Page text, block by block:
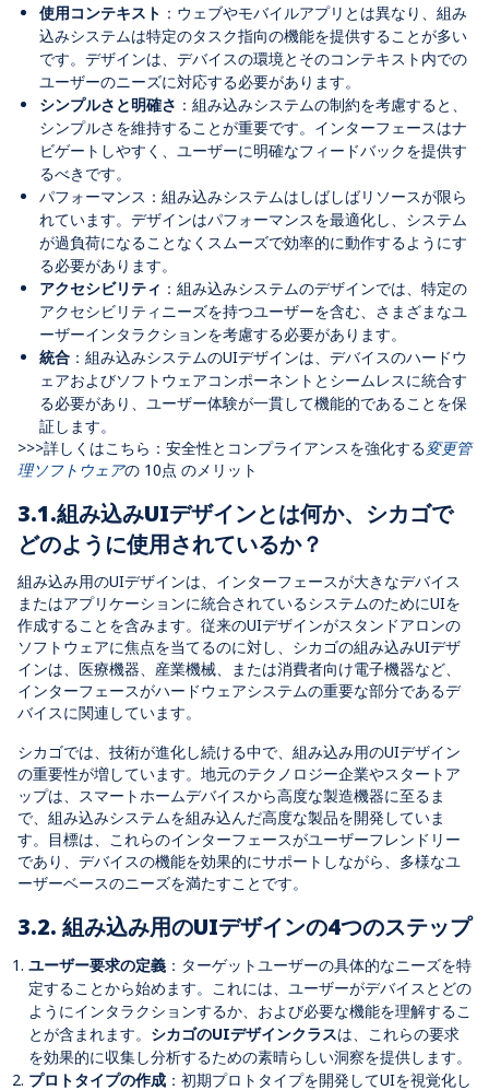
使用コンテキスト ：ウェブやモバイルアプリとは異なり、組み
込みシステムは特定のタスク指向の機能を提供することが多い
です。デザインは、デバイスの環境とそのコンテキスト内での
ユーザーのニーズに対応する必要があります。
シンプルさと明確さ ：組み込みシステムの制約を考慮すると、
シンプルさを維持することが重要です。インターフェースはナ
ビゲートしやすく、ユーザーに明確なフィードバックを提供す
るべきです。
パフォーマンス：組み込みシステムはしばしばリソースが限ら
れています。デザインはパフォーマンスを最適化し、システム
が過負荷になることなくスムーズで効率的に動作するようにす
る必要があります。
アクセシビリティ ：組み込みシステムのデザインでは、特定の
アクセシビリティニーズを持つユーザーを含む、さまざまなユ
ーザーインタラクションを考慮する必要があります。
統合 ：組み込みシステムのUIデザインは、デバイスのハードウ
ェアおよびソフトウェアコンポーネントとシームレスに統合す
る必要があり、ユーザー体験が一貫して機能的であることを保
証します。
>>>詳しくはこちら：安全性とコンプライアンスを強化する変更管
理ソフトウェアの 10点 のメリット
3.1.組み込みUIデザインとは何か、シカゴで
どのように使用されているか？
組み込み用のUIデザインは、インターフェースが大きなデバイス
またはアプリケーションに統合されているシステムのためにUIを
作成することを含みます。従来のUIデザインがスタンドアロンの
ソフトウェアに焦点を当てるのに対し、シカゴの組み込みUIデザ
インは、医療機器、産業機械、または消費者向け電子機器など、
インターフェースがハードウェアシステムの重要な部分であるデ
バイスに関連しています。
シカゴでは、技術が進化し続ける中で、組み込み用のUIデザイン
の重要性が増しています。地元のテクノロジー企業やスタートア
ップは、スマートホームデバイスから高度な製造機器に至るま
で、組み込みシステムを組み込んだ高度な製品を開発していま
す。目標は、これらのインターフェースがユーザーフレンドリー
であり、デバイスの機能を効果的にサポートしながら、多様なユ
ーザーベースのニーズを満たすことです。
3.2. 組み込み用のUIデザインの4つのステップ
ユーザー要求の定義 ：ターゲットユーザーの具体的なニーズを特
定することから始めます。これには、ユーザーがデバイスとどの
ようにインタラクションするか、および必要な機能を理解するこ
とが含まれます。 シカゴのUIデザインクラスは、これらの要求
を効果的に収集し分析するための素晴らしい洞察を提供します。
プロトタイプの作成 ：初期プロトタイプを開発してUIを視覚化し